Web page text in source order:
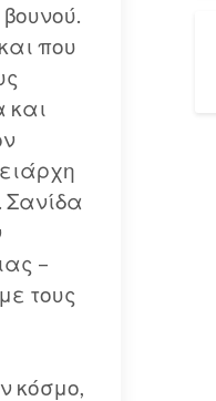
που
και
Σανίδα
–
τους
κόσμο,